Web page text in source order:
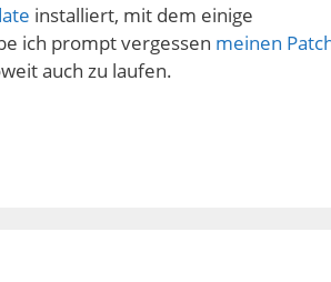
installiert, mit dem einige
ich prompt vergessen meinen
auch zu laufen.